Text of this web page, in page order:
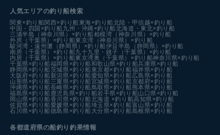
人気エリアの釣り船検索
関東×釣り船関西×釣り船 東海×釣り船北陸・甲信越×釣り船
中国・四国×釣り船 九州・沖縄×釣り船北海道・東北×釣り船
三浦半島（神奈川県）×釣り船相模湾（神奈川県）×釣り船
外房（千葉県）×釣り船東京湾（神奈川県）×釣り船
駿河湾・遠州灘（静岡県）×釣り船伊豆半島（静岡県）×釣り船
南房（千葉県）×釣り船九十九里・銚子（千葉県）×釣り船
内房（千葉県）×釣り船東京湾奥（千葉県）×釣り船神奈川県×釣り船
千葉県×釣り船福岡県×釣り船和歌山県×釣り船兵庫県×釣り船
静岡県×釣り船茨城県×釣り船 東京都×釣り船福井県×釣り船
大阪府×釣り船 新潟県×釣り船愛知県×釣り船 広島県×釣り船
山形県×釣り船 三重県×釣り船宮城県×釣り船京都府×釣り船
沖縄県×釣り船長崎県×釣り船鳥取県×釣り船 熊本県×釣り船
福島県×釣り船 鹿児島県×釣り船岩手県×釣り船山口県×釣り船
岡山県×釣り船香川県×釣り船北海道 ×釣り船高知県×釣り船
佐賀県×釣り船愛媛県×釣り船埼玉県×釣り船富山県×釣り船
石川県×釣り船徳島県×釣り船 大分県×釣り船島根県×釣り船
各都道府県の船釣り釣果情報